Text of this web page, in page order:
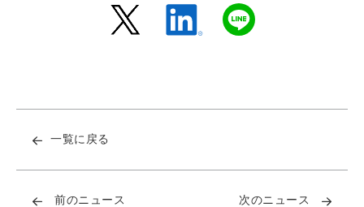
一覧に戻る
前のニュース 次のニュース